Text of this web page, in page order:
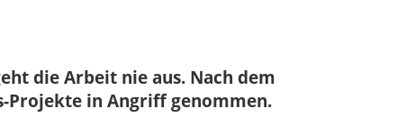
die Arbeit nie aus. Nach dem
Projekte in Angriff genommen.